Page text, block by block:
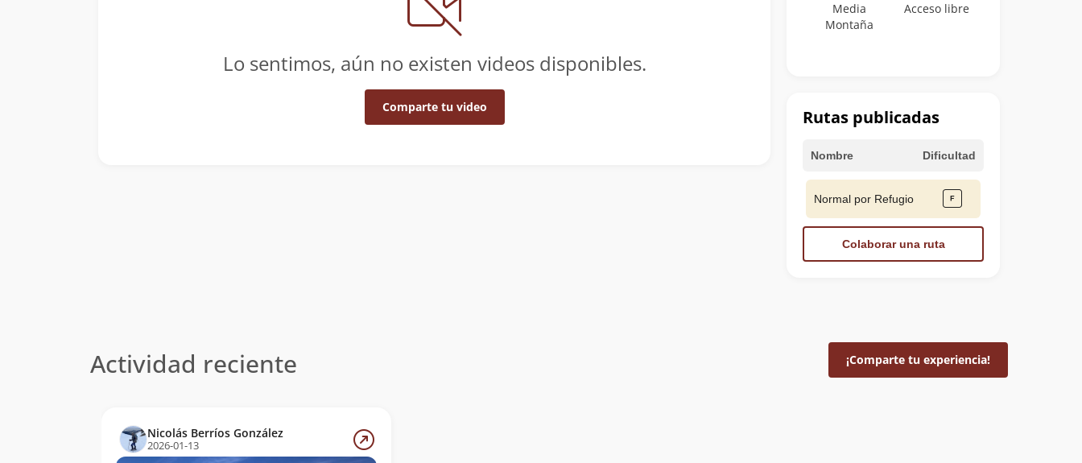
Media
Montaña
Acceso libre
Rutas publicadas
Nombre Dificultad
Normal por Refugio
Colaborar una ruta
Lo sentimos, aún no existen videos disponibles.
Comparte tu video
Actividad reciente ¡Comparte tu experiencia!
Nicolás Berríos González
2026-01-13